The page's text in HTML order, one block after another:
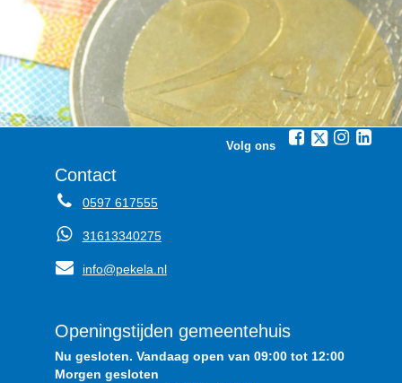
Volg ons
Contact
0597 617555
31613340275
info@pekela.nl
Openingstijden gemeentehuis
Nu gesloten. Vandaag open van 09:00 tot 12:00
Morgen gesloten